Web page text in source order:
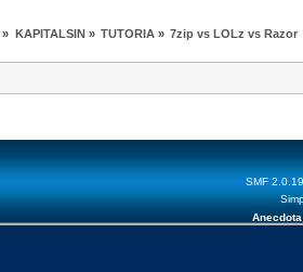
» KAPITALSIN» TUTORIA» 7zip vs LOLz vs Razor
SMF 2.0.19
Anecdota